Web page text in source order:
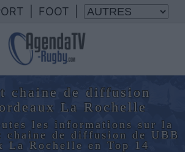
FOOT
chaine de diffusion
La Rochelle
les informations sur la
chaine de diffusion de UBB
La Rochelle en Top 14